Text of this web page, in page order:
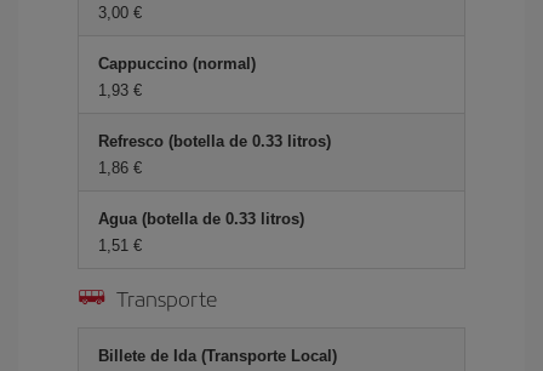
3,00 €
Cappuccino (normal)
1,93 €
Refresco (botella de 0.33 litros)
1,86 €
Agua (botella de 0.33 litros)
1,51 €
Transporte
Billete de Ida (Transporte Local)